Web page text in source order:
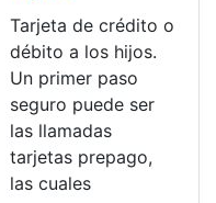
Tarjeta de crédito o
débito a los hijos.
Un primer paso
seguro puede ser
las llamadas
tarjetas prepago,
las cuales